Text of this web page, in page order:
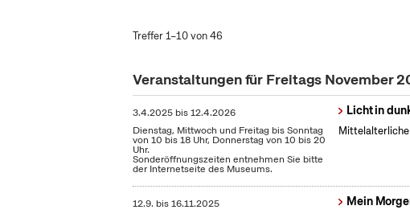
Treffer 1–10 von 46
Veranstaltungen für Freitags November
3.4.2025 bis12.4.2026
Dienstag, Mittwoch und Freitag bis Sonntag
von 10 bis 18 Uhr, Donnerstag von 10 bis 20
Uhr.
Sonderöffnungszeiten entnehmen Sie bitte
der Internetseite des Museums.
Licht in
Mittelalterliche
12.9. bis16.11.2025
Mein